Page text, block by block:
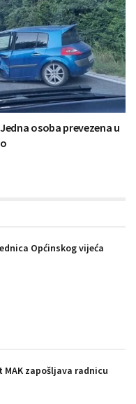
osoba prevezena u
Općinskog vijeća
MAK zapošljava radnicu